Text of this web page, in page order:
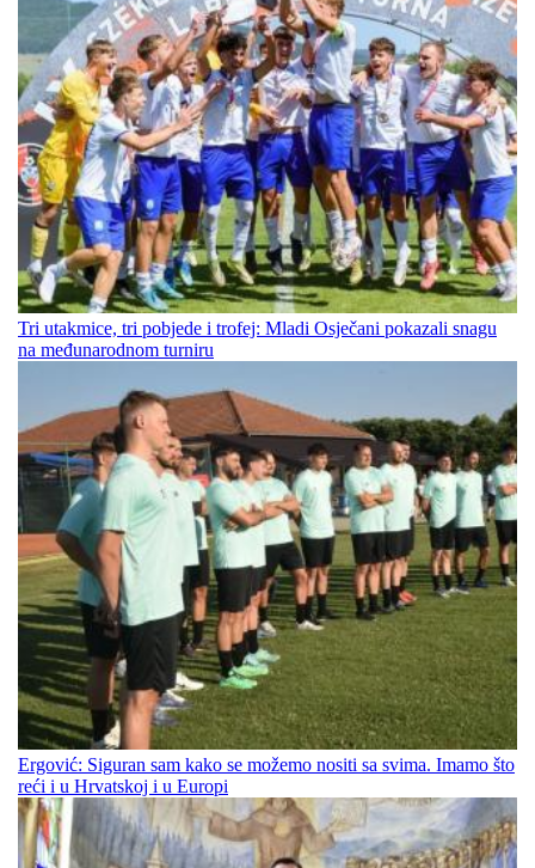
Tri utakmice, tri pobjede i trofej: Mladi Osječani pokazali snagu
na međunarodnom turniru
Ergović: Siguran sam kako se možemo nositi sa svima. Imamo što
reći i u Hrvatskoj i u Europi